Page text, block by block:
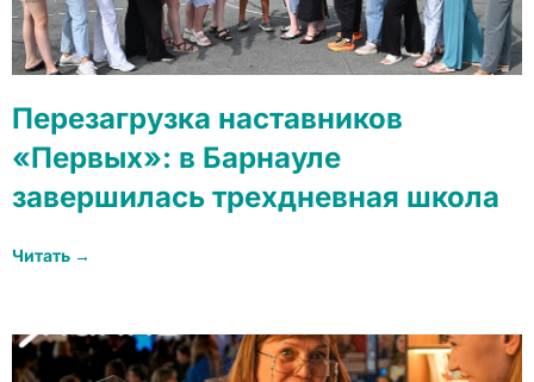
Перезагрузка наставников
«Первых»: в Барнауле
завершилась трехдневная школа
Читать →